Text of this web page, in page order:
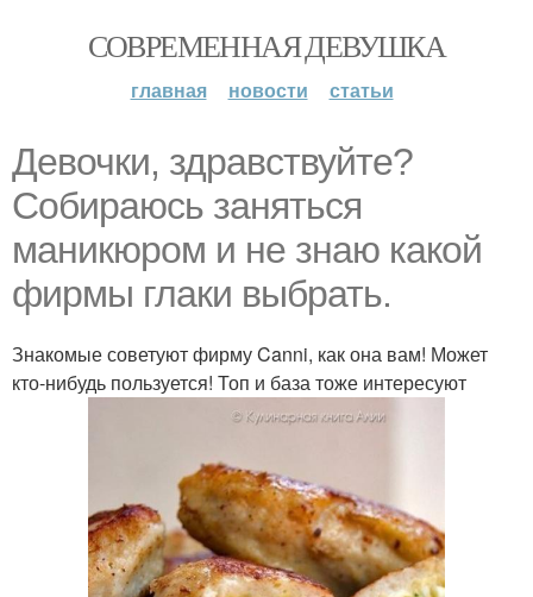
СОВРЕМЕННАЯ ДЕВУШКА
главная новости статьи
Девочки, здравствуйте?
Собираюсь заняться
маникюром и не знаю какой
фирмы глаки выбрать.
Знакомые советуют фирму Canni, как она вам! Может
кто-нибудь пользуется! Топ и база тоже интересуют